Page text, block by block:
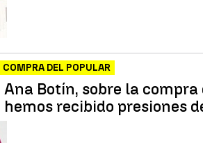
COMPRA DEL POPULAR
Ana Botín, sobre la compra
hemos recibido presiones